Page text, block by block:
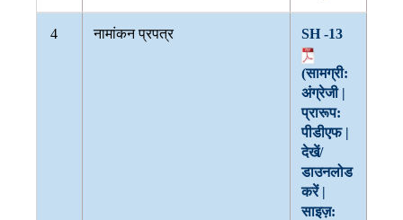
4 नामांकन प्रपत्र SH -13
(सामग्री:
अंग्रेजी |
प्रारूप:
पीडीएफ |
देखें/
डाउनलोड
करें |
साइज़: